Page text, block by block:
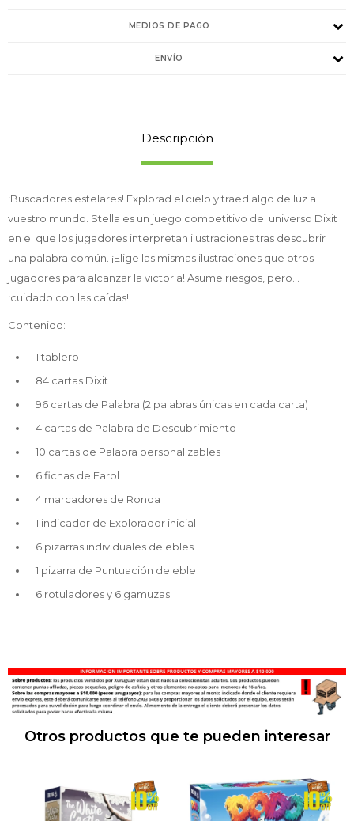
MEDIOS DE PAGO
ENVÍO
Descripción
¡Buscadores estelares! Explorad el cielo y traed algo de luz a
vuestro mundo. Stella es un juego competitivo del universo Dixit
en el que los jugadores interpretan ilustraciones tras descubrir
una palabra común. ¡Elige las mismas ilustraciones que otros
jugadores para alcanzar la victoria! Asume riesgos, pero...
¡cuidado con las caídas!
Contenido:
1 tablero
84 cartas Dixit
96 cartas de Palabra (2 palabras únicas en cada carta)
4 cartas de Palabra de Descubrimiento
10 cartas de Palabra personalizables
6 fichas de Farol
4 marcadores de Ronda
1 indicador de Explorador inicial
6 pizarras individuales delebles
1 pizarra de Puntuación deleble
6 rotuladores y 6 gamuzas
Otros productos que te pueden interesar